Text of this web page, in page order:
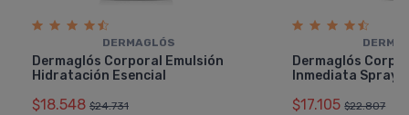
DERMAGLÓS
Dermaglós Corporal Emulsión
Hidratación Esencial
$18.548 $24.731
Dermaglós
Inmediata Spray
$17.105 $22.807